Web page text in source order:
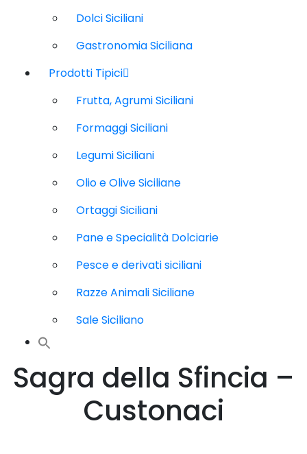
Dolci Siciliani
Gastronomia Siciliana
Prodotti Tipici
Frutta, Agrumi Siciliani
Formaggi Siciliani
Legumi Siciliani
Olio e Olive Siciliane
Ortaggi Siciliani
Pane e Specialità Dolciarie
Pesce e derivati siciliani
Razze Animali Siciliane
Sale Siciliano
Sagra della Sfincia –
Custonaci